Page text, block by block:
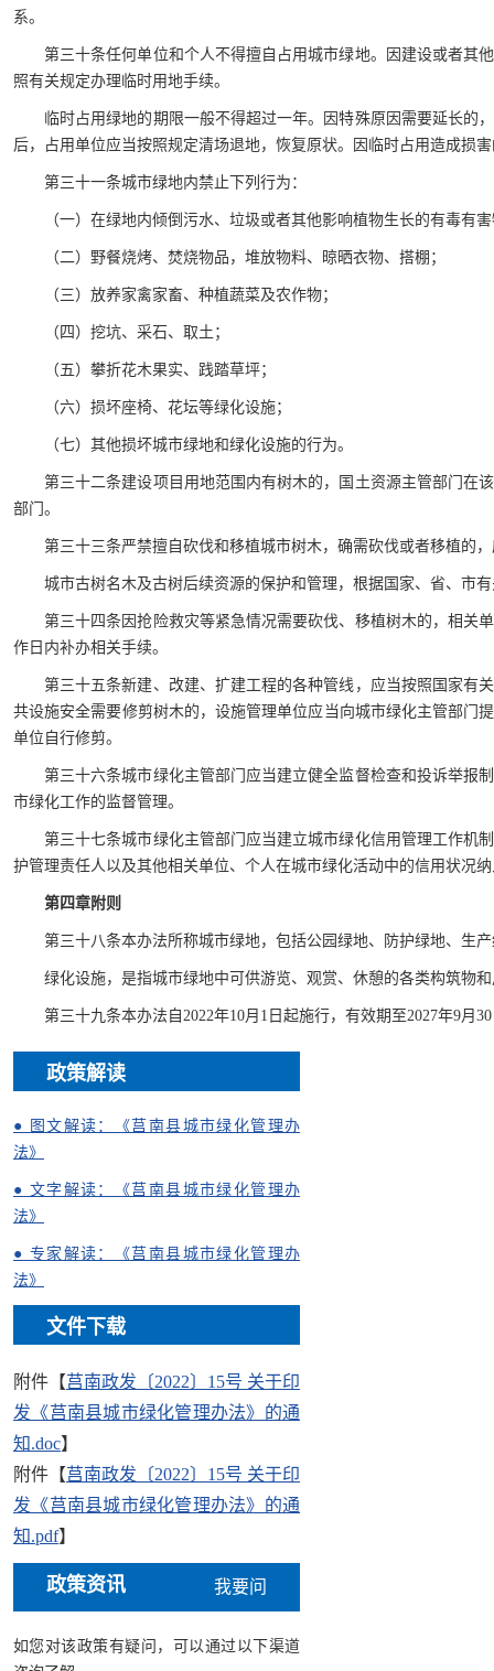
系。
第三十条任何单位和个人不得擅自占用城市绿地。因建设或者其
照有关规定办理临时用地手续。
临时占用绿地的期限一般不得超过一年。因特殊原因需要延长的
后，占用单位应当按照规定清场退地，恢复原状。因临时占用造成损
第三十一条城市绿地内禁止下列行为：
（一）在绿地内倾倒污水、垃圾或者其他影响植物生长的有毒有
（二）野餐烧烤、焚烧物品，堆放物料、晾晒衣物、搭棚；
（三）放养家禽家畜、种植蔬菜及农作物；
（四）挖坑、采石、取土；
（五）攀折花木果实、践踏草坪；
（六）损坏座椅、花坛等绿化设施；
（七）其他损坏城市绿地和绿化设施的行为。
第三十二条建设项目用地范围内有树木的，国土资源主管部门在
部门。
第三十三条严禁擅自砍伐和移植城市树木，确需砍伐或者移植的
城市古树名木及古树后续资源的保护和管理，根据国家、省、市
第三十四条因抢险救灾等紧急情况需要砍伐、移植树木的，相关
作日内补办相关手续。
第三十五条新建、改建、扩建工程的各种管线，应当按照国家有
共设施安全需要修剪树木的，设施管理单位应当向城市绿化主管部门
单位自行修剪。
第三十六条城市绿化主管部门应当建立健全监督检查和投诉举报
市绿化工作的监督管理。
第三十七条城市绿化主管部门应当建立城市绿化信用管理工作机
护管理责任人以及其他相关单位、个人在城市绿化活动中的信用状况
第四章附则
第三十八条本办法所称城市绿地，包括公园绿地、防护绿地、生
绿化设施，是指城市绿地中可供游览、观赏、休憩的各类构筑物
第三十九条本办法自2022年10月1日起施行，有效期至2027年9月
政策解读
● 图文解读：《莒南县城市绿化管理办
法》
● 文字解读：《莒南县城市绿化管理办
法》
● 专家解读：《莒南县城市绿化管理办
法》
文件下载
附件【莒南政发〔2022〕15号 关于印
发《莒南县城市绿化管理办法》的通
知.doc】
附件【莒南政发〔2022〕15号 关于印
发《莒南县城市绿化管理办法》的通
知.pdf】
政策资讯 我要问
如您对该政策有疑问，可以通过以下渠道